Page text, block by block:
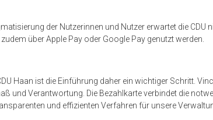
der Nutzerinnen und Nutzer erwartet die CDU
über Apple Pay oder Google Pay genutzt werden.
Haan ist die Einführung daher ein wichtiger Schritt.
und Verantwortung. Die Bezahlkarte verbindet die
und effizienten Verfahren für unsere